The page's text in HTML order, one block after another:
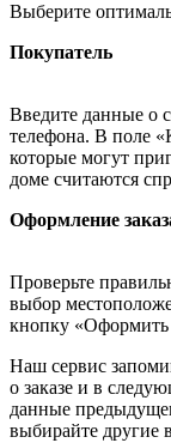
Выберите
Покупатель
Введите данные о
телефона. В поле
которые могут
доме считаются
Оформление
Проверьте
выбор
кнопку «Оформить
Наш сервис
о заказе и в
данные
выбирайте другие